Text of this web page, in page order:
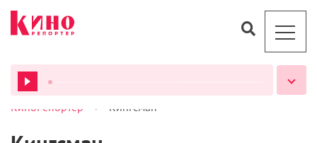
ВСЕ ПОДКАСТЫ
КиноРепортер > Кингсман